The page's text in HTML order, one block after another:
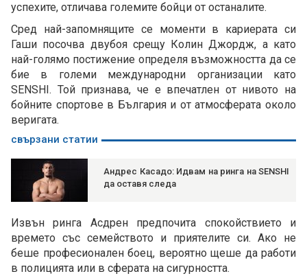
успехите, отличава големите бойци от останалите.
Сред най-запомнящите се моменти в кариерата си
Гаши посочва двубоя срещу Колин Джордж, а като
най-голямо постижение определя възможността да се
бие в големи международни организации като
SENSHI. Той признава, че е впечатлен от нивото на
бойните спортове в България и от атмосферата около
веригата.
свързани статии
Андрес Касадо: Идвам на ринга на SENSHI
да оставя следа
Извън ринга Асдрен предпочита спокойствието и
времето със семейството и приятелите си. Ако не
беше професионален боец, вероятно щеше да работи
в полицията или в сферата на сигурността.